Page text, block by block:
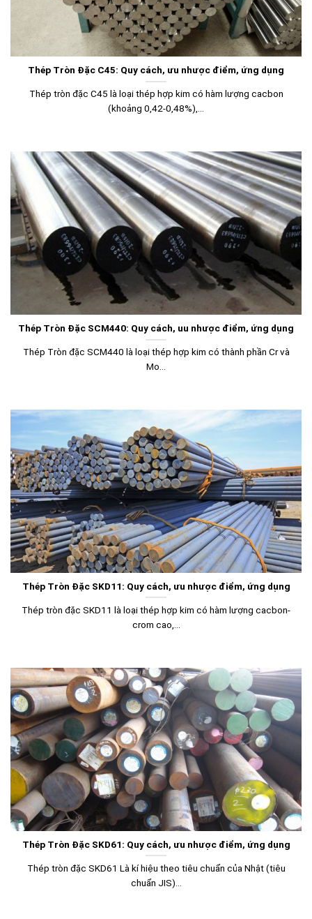
Thép Tròn Đặc C45: Quy cách, ưu nhược điểm, ứng dụng
Thép tròn đặc C45 là loại thép hợp kim có hàm lượng cacbon
(khoảng 0,42-0,48%),...
Thép Tròn Đặc SCM440: Quy cách, uu nhược điểm, ứng dụng
Thép Tròn đặc SCM440 là loại thép hợp kim có thành phần Cr và
Mo...
Thép Tròn Đặc SKD11: Quy cách, ưu nhược điểm, ứng dụng
Thép tròn đặc SKD11 là loại thép hợp kim có hàm lượng cacbon-
crom cao,...
Thép Tròn Đặc SKD61: Quy cách, ưu nhược điểm, ứng dụng
Thép tròn đặc SKD61 Là kí hiệu theo tiêu chuẩn của Nhật (tiêu
chuẩn JIS)...